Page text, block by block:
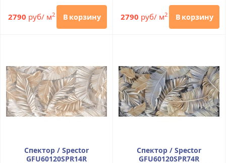
2790 руб/ м2 В корзину 2790 руб/ м2 В корзину
Спектор / Spector
GFU60120SPR14R
Спектор / Spector
GFU60120SPR74R